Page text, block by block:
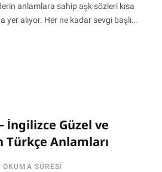
anlamlara sahip aşk sözleri kısa
yer alıyor. Her ne kadar sevgi başlı…
İngilizce Güzel ve
Türkçe Anlamları
SÜRESI